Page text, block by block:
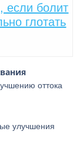
если болит
глотать
оттока
улучшения